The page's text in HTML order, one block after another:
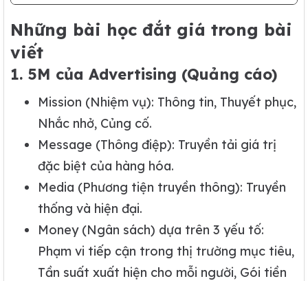
Những bài học đắt giá trong bài
viết
1. 5M của Advertising (Quảng cáo)
Mission (Nhiệm vụ): Thông tin, Thuyết phục,
Nhắc nhở, Củng cố.
Message (Thông điệp): Truyền tải giá trị
đặc biệt của hàng hóa.
Media (Phương tiện truyền thông): Truyền
thống và hiện đại.
Money (Ngân sách) dựa trên 3 yếu tố:
Phạm vi tiếp cận trong thị trường mục tiêu,
Tần suất xuất hiện cho mỗi người, Gói tiền